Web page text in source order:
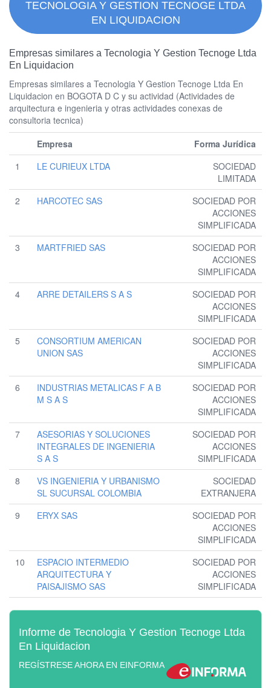
TECNOLOGIA Y GESTION TECNOGE LTDA
EN LIQUIDACION
Empresas similares a Tecnologia Y Gestion Tecnoge Ltda
En Liquidacion
Empresas similares a Tecnologia Y Gestion Tecnoge Ltda En
Liquidacion en BOGOTA D C y su actividad (Actividades de
arquitectura e ingenieria y otras actividades conexas de
consultoria tecnica)
Empresa
Forma Jurídica
1
LE CURIEUX LTDA
SOCIEDAD
LIMITADA
2
HARCOTEC SAS
SOCIEDAD POR
ACCIONES
SIMPLIFICADA
3
MARTFRIED SAS
SOCIEDAD POR
ACCIONES
SIMPLIFICADA
4
ARRE DETAILERS S A S
SOCIEDAD POR
ACCIONES
SIMPLIFICADA
5
CONSORTIUM AMERICAN
UNION SAS
SOCIEDAD POR
ACCIONES
SIMPLIFICADA
6
INDUSTRIAS METALICAS F A B
M S A S
SOCIEDAD POR
ACCIONES
SIMPLIFICADA
7
ASESORIAS Y SOLUCIONES
INTEGRALES DE INGENIERIA
S A S
SOCIEDAD POR
ACCIONES
SIMPLIFICADA
8
VS INGENIERIA Y URBANISMO
SL SUCURSAL COLOMBIA
SOCIEDAD
EXTRANJERA
9
ERYX SAS
SOCIEDAD POR
ACCIONES
SIMPLIFICADA
10
ESPACIO INTERMEDIO
ARQUITECTURA Y
PAISAJISMO SAS
SOCIEDAD POR
ACCIONES
SIMPLIFICADA
Informe de Tecnologia Y Gestion Tecnoge Ltda
En Liquidacion
REGÍSTRESE AHORA EN EINFORMA